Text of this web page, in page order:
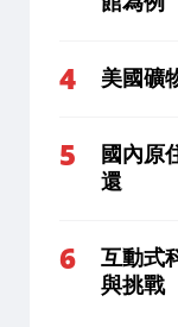
美國礦
國內原
還
互動式
與挑戰